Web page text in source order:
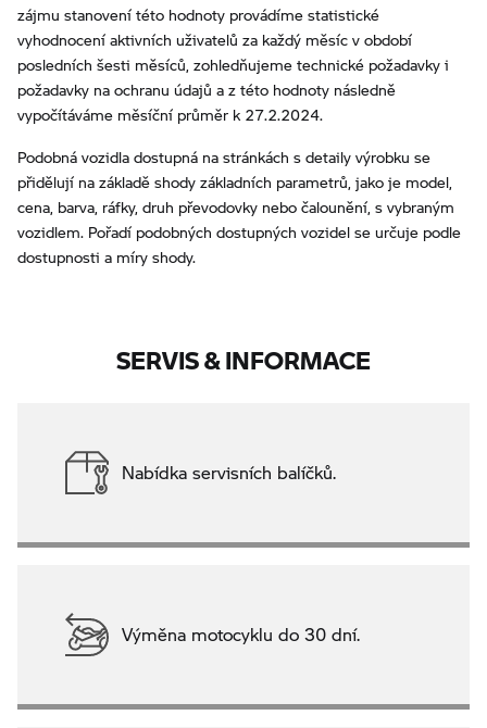
zájmu stanovení této hodnoty provádíme statistické
vyhodnocení aktivních uživatelů za každý měsíc v období
posledních šesti měsíců, zohledňujeme technické požadavky i
požadavky na ochranu údajů a z této hodnoty následně
vypočítáváme měsíční průměr k 27.2.2024.
Podobná vozidla dostupná na stránkách s detaily výrobku se
přidělují na základě shody základních parametrů, jako je model,
cena, barva, ráfky, druh převodovky nebo čalounění, s vybraným
vozidlem. Pořadí podobných dostupných vozidel se určuje podle
dostupnosti a míry shody.
SERVIS & INFORMACE
Nabídka servisních balíčků.
Výměna motocyklu do 30 dní.